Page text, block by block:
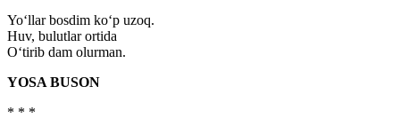
Yo‘llar bosdim ko‘p uzoq.
Huv, bulutlar ortida
O‘tirib dam olurman.
YOSA BUSON
* * *